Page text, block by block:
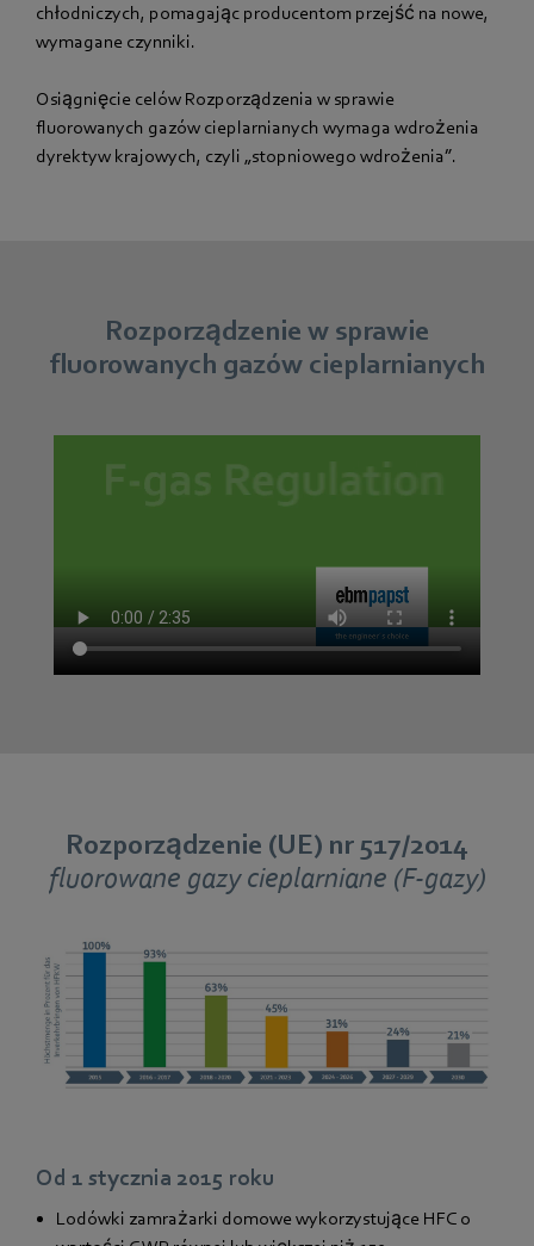
chłodniczych, pomagając producentom przejść na nowe,
wymagane czynniki.
Osiągnięcie celów Rozporządzenia w sprawie
fluorowanych gazów cieplarnianych wymaga wdrożenia
dyrektyw krajowych, czyli „stopniowego wdrożenia”.
Rozporządzenie w sprawie
fluorowanych gazów cieplarnianych
Rozporządzenie (UE) nr 517/2014
fluorowane gazy cieplarniane (F-gazy)
Od 1 stycznia 2015 roku
Lodówki zamrażarki domowe wykorzystujące HFC o